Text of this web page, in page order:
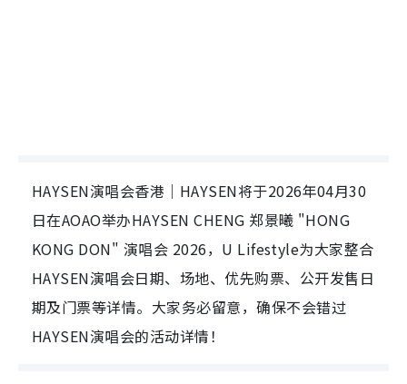
HAYSEN演唱会香港｜HAYSEN将于2026年04月30
日在AOAO举办HAYSEN CHENG 郑景曦 "HONG
KONG DON" 演唱会 2026，U Lifestyle为大家整合
HAYSEN演唱会日期、场地、优先购票、公开发售日
期及门票等详情。大家务必留意，确保不会错过
HAYSEN演唱会的活动详情！